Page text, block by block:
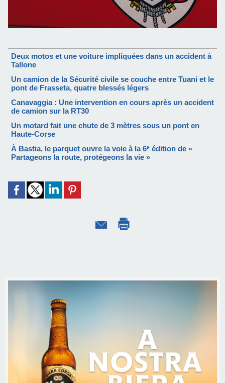
Deux motos et une voiture impliquées dans un accident à
Tallone
Un camion de la Sécurité civile se couche entre Tuani et le
pont de Frasseta, quatre blessés légers
Canavaggia : Une intervention en cours après un accident
de camion sur la RT30
Un motard fait une chute de 3 mètres sous un pont en
Haute-Corse
À Bastia, le parquet ouvre la voie à la 6ᵉ édition de «
Partageons la route, protégeons la vie »